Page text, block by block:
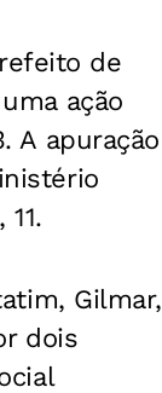
de
ação
A apuração
Gilmar,
dois